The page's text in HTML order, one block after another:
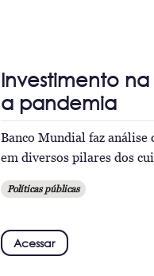
Investimento
a pandemia
Banco Mundial faz análise
em diversos pilares dos
Políticas públicas
Acessar